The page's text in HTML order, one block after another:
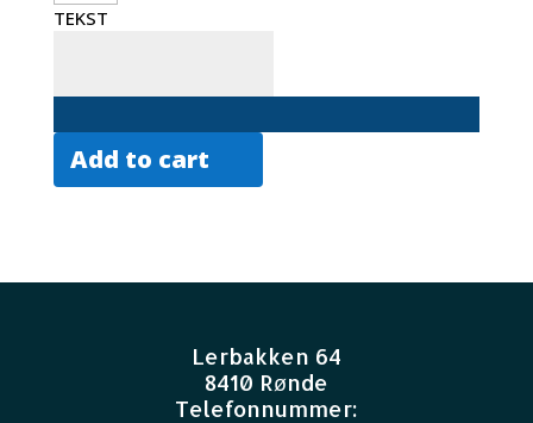
TEKST
Add to cart
Lerbakken 64
8410 Rønde
Telefonnummer: